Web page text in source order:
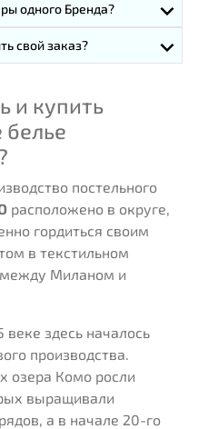
одного Бренда?
свой заказ?
и купить
белье
постельного
расположено в округе,
гордиться своим
в текстильном
Миланом и
здесь началось
производства.
озера Комо росли
выращивали
а в начале 20-го